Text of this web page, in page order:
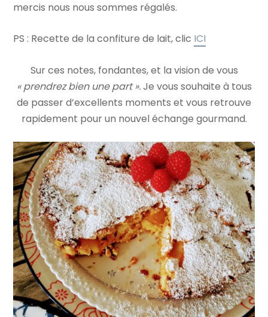
mercis nous nous sommes régalés.
PS : Recette de la confiture de lait, clic ICI
Sur ces notes, fondantes, et la vision de vous
« prendrez bien une part ».Je vous souhaite à tous
de passer d’excellents moments et vous retrouve
rapidement pour un nouvel échange gourmand.